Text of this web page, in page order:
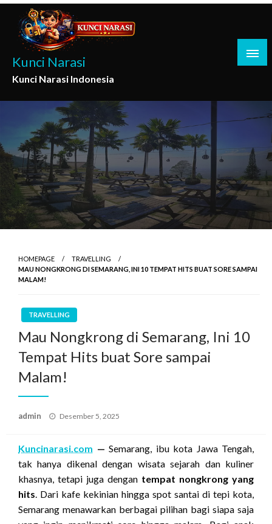
Skip
content
Kunci Narasi
Kunci Narasi Indonesia
HOMEPAGE
TRAVELLING
MAU NONGKRONG DI SEMARANG, INI 10 TEMPAT HITS BUAT SORE SAMPAI
MALAM!
TRAVELLING
Mau Nongkrong di Semarang, Ini 10
Tempat Hits buat Sore sampai
Malam!
admin
Posted
Desember 5, 2025
Kuncinarasi.com — Semarang, ibu kota Jawa Tengah,
tak hanya dikenal dengan wisata sejarah dan kuliner
khasnya, tetapi juga dengan tempat nongkrong yang
hits. Dari kafe kekinian hingga spot santai di tepi kota,
Semarang menawarkan berbagai pilihan bagi siapa saja